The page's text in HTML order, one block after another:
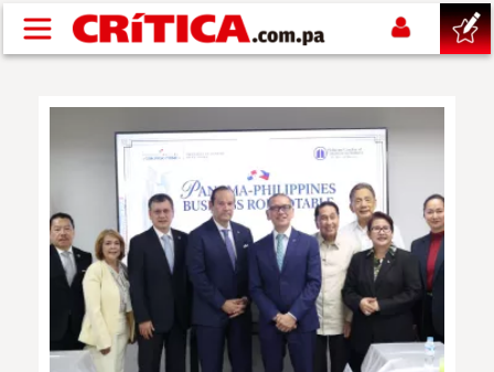
Pasar al contenido principal
NACIONAL
POLÍTICA
SHOW